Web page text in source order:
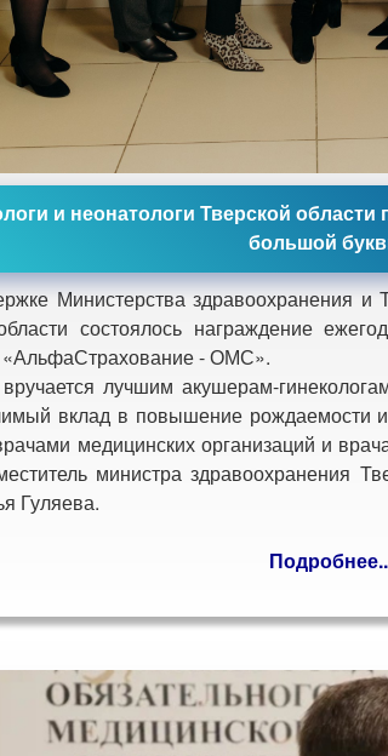
и неонатологи Тверской
большой
Министерства здравоохранения и
состоялось награждение
- ОМС».
лучшим акушерам-
вклад в повышение рождаемости
медицинских организаций и
министра здравоохранения
Гуляева.